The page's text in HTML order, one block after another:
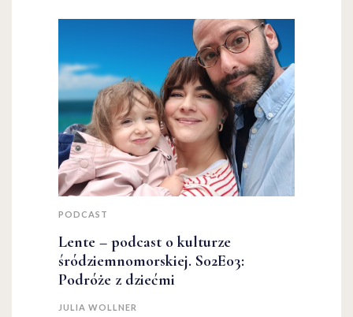
PODCAST
Lente – podcast o kulturze
śródziemnomorskiej. S02E03:
Podróże z dziećmi
JULIA WOLLNER